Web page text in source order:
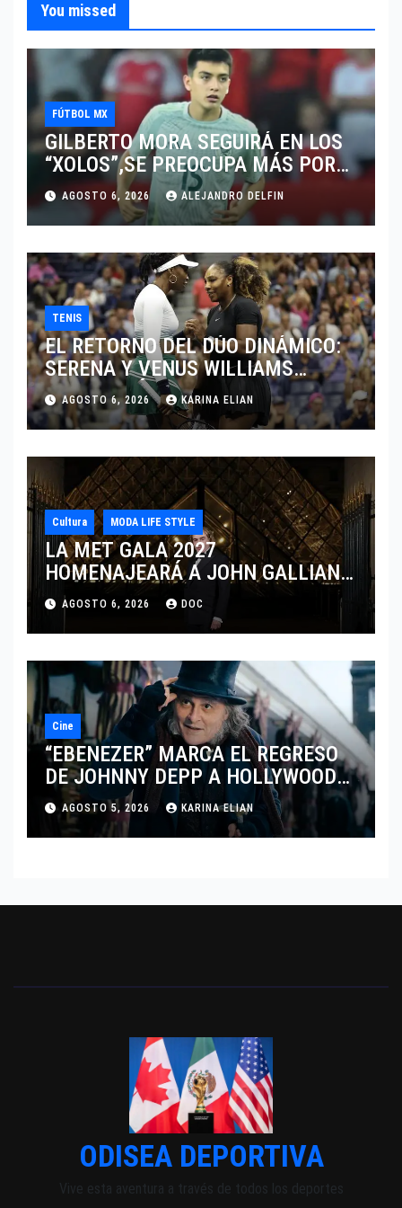
You missed
FÚTBOL MX
GILBERTO MORA SEGUIRÁ EN LOS
“XOLOS”,SE PREOCUPA MÁS POR
JUGAR EN SU EQUIPO.
AGOSTO 6, 2026 ALEJANDRO DELFIN
TENIS
EL RETORNO DEL DÚO DINÁMICO:
SERENA Y VENUS WILLIAMS
DISPUTARÁN LOS DOBLES EN
CINCINNATI 2026
AGOSTO 6, 2026 KARINA ELIAN
Cultura MODA LIFE STYLE
LA MET GALA 2027
HOMENAJEARÁ A JOHN GALLIANO
MARCANDO EL REGRESO DEL REY
DEL DRAMATISMO
AGOSTO 6, 2026 DOC
Cine
“EBENEZER” MARCA EL REGRESO
DE JOHNNY DEPP A HOLLYWOOD
TRAS SU PASO POR EL CINE
INDEPENDIENTE EUROPEO
AGOSTO 5, 2026 KARINA ELIAN
ODISEA DEPORTIVA
Vive esta aventura a través de todos los deportes